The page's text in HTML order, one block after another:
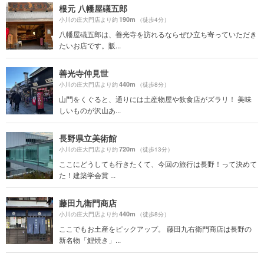
根元 八幡屋礒五郎
小川の庄大門店より約190m （徒歩4分）
八幡屋礒五郎は、善光寺を訪れるならぜひ立ち寄っていただき
たいお店です。販...
善光寺仲見世
小川の庄大門店より約440m （徒歩8分）
山門をくぐると、通りには土産物屋や飲食店がズラリ！ 美味
しいものが沢山あ...
長野県立美術館
小川の庄大門店より約720m （徒歩13分）
ここにどうしても行きたくて、今回の旅行は長野！って決めて
た！建築学会賞 ...
藤田九衛門商店
小川の庄大門店より約440m （徒歩8分）
ここでもお土産をピックアップ。 藤田九右衛門商店は長野の
新名物「鯉焼き」...